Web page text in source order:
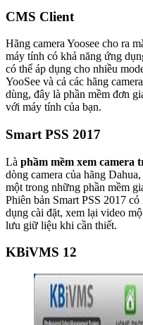
CMS Client
Hãng camera Yoosee cho ra
máy tính có khả năng ứng
có thể áp dụng cho nhiều
YooSee và cả các hãng
dùng, đây là phần mềm đơn
với máy tính của bạn.
Smart PSS 2017
Là phầm mềm xem camera
dòng camera của hãng
một trong những phần mềm
Phiên bản Smart PSS 2017
dụng cài đặt, xem lại video
lưu giữ liệu khi cần thiết.
KBiVMS 12